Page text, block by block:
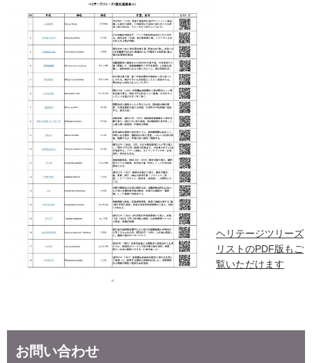
ヘリテージツリーズ
リストのPDF版もご
覧いただけます
お問い合わせ